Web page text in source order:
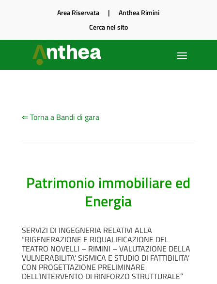
Area Riservata |Anthea Rimini
Cerca nel sito
⇐ Torna a Bandi di gara
Patrimonio immobiliare ed
Energia
SERVIZI DI INGEGNERIA RELATIVI ALLA
“RIGENERAZIONE E RIQUALIFICAZIONE DEL
TEATRO NOVELLI – RIMINI – VALUTAZIONE DELLA
VULNERABILITA’ SISMICA E STUDIO DI FATTIBILITA’
CON PROGETTAZIONE PRELIMINARE
DELL’INTERVENTO DI RINFORZO STRUTTURALE”